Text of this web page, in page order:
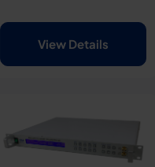
View Details